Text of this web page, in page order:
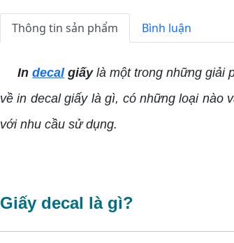
Thông tin sản phẩm Bình luận
Indecalgiấylà một trong những giải
về in decal giấy là gì, có những loại nào
với nhu cầu sử dụng.
Giấy decal là gì?